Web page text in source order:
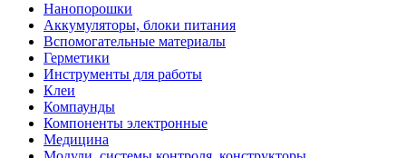
Нанопорошки
Аккумуляторы, блоки питания
Вспомогательные материалы
Герметики
Инструменты для работы
Клеи
Компаунды
Компоненты электронные
Медицина